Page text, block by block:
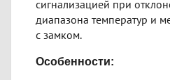
сигнализацией при
диапазона температур и
с замком.
Особенности: